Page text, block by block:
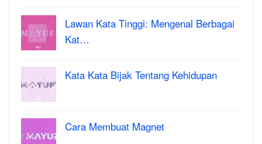
Lawan Kata Tinggi: Mengenal Berbagai
Kat…
Kata Kata Bijak Tentang Kehidupan
Cara Membuat Magnet